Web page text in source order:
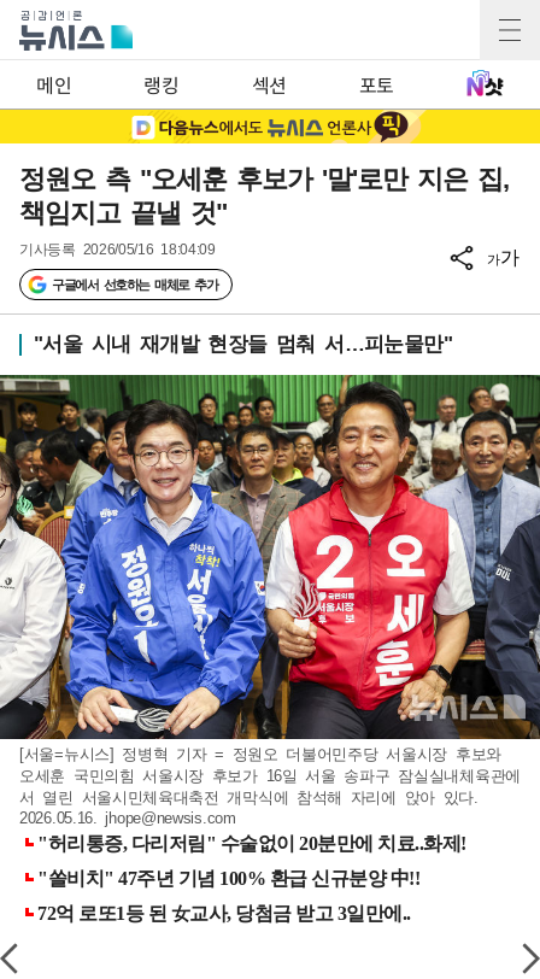
메인 랭킹 섹션 포토
정원오 측 "오세훈 후보가 '말'로만 지은 집,
책임지고 끝낼 것"
기사등록 2026/05/16 18:04:09
구글에서 선호하는 매체로 추가
가가
"서울 시내 재개발 현장들 멈춰 서…피눈물만"
[서울=뉴시스] 정병혁 기자 = 정원오 더불어민주당 서울시장 후보와
오세훈 국민의힘 서울시장 후보가 16일 서울 송파구 잠실실내체육관에
서 열린 서울시민체육대축전 개막식에 참석해 자리에 앉아 있다.
2026.05.16. jhope@newsis.com